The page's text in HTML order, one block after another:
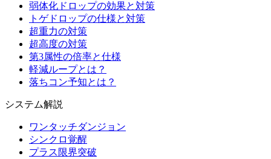
弱体化ドロップの効果と対策
トゲドロップの仕様と対策
超重力の対策
超高度の対策
第3属性の倍率と仕様
軽減ループとは？
落ちコン予知とは？
システム解説
ワンタッチダンジョン
シンクロ覚醒
プラス限界突破